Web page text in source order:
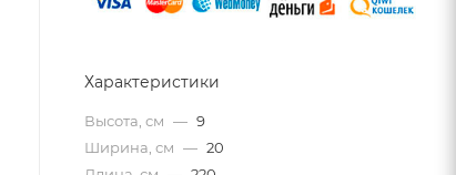
Характеристики
Высота, см — 9
Ширина, см — 20